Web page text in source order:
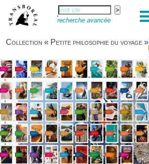
recherche avancée
Collection « Petite philosophie du voyage »